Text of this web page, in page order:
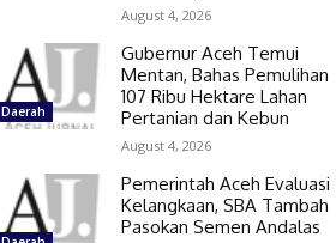
August 4, 2026
Daerah
Gubernur Aceh Temui
Mentan, Bahas Pemulihan
107 Ribu Hektare Lahan
Pertanian dan Kebun
August 4, 2026
Pemerintah Aceh Evaluasi
Kelangkaan, SBA Tambah
Pasokan Semen Andalas